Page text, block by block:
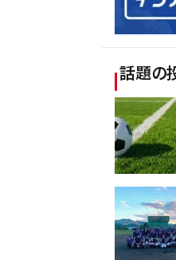
話題の